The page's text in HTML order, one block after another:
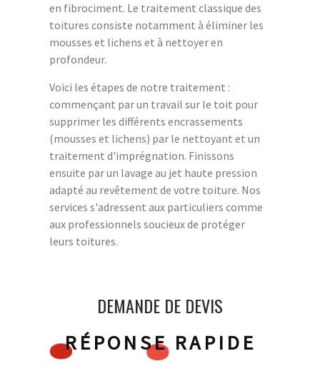
en fibrociment. Le traitement classique des
toitures consiste notamment à éliminer les
mousses et lichens et à nettoyer en
profondeur.
Voici les étapes de notre traitement :
commençant par un travail sur le toit pour
supprimer les différents encrassements
(mousses et lichens) par le nettoyant et un
traitement d'imprégnation. Finissons
ensuite par un lavage au jet haute pression
adapté au revêtement de votre toiture. Nos
services s'adressent aux particuliers comme
aux professionnels soucieux de protéger
leurs toitures.
DEMANDE DE DEVIS
RÉPONSE RAPIDE